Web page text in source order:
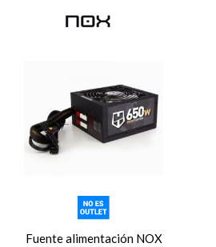
Fuente alimentación NOX